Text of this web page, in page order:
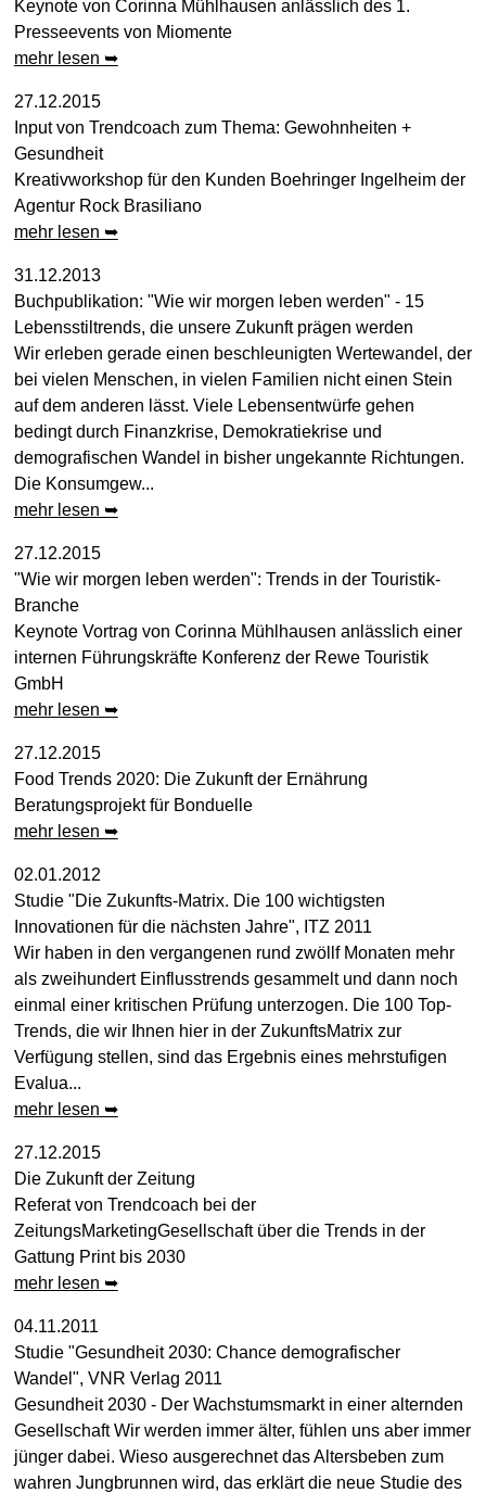
Keynote von Corinna Mühlhausen anlässlich des 1.
Presseevents von Miomente
mehr lesen ➥
27.12.2015
Input von Trendcoach zum Thema: Gewohnheiten +
Gesundheit
Kreativworkshop für den Kunden Boehringer Ingelheim der
Agentur Rock Brasiliano
mehr lesen ➥
31.12.2013
Buchpublikation: "Wie wir morgen leben werden" - 15
Lebensstiltrends, die unsere Zukunft prägen werden
Wir erleben gerade einen beschleunigten Wertewandel, der
bei vielen Menschen, in vielen Familien nicht einen Stein
auf dem anderen lässt. Viele Lebensentwürfe gehen
bedingt durch Finanzkrise, Demokratiekrise und
demografischen Wandel in bisher ungekannte Richtungen.
Die Konsumgew...
mehr lesen ➥
27.12.2015
"Wie wir morgen leben werden": Trends in der Touristik-
Branche
Keynote Vortrag von Corinna Mühlhausen anlässlich einer
internen Führungskräfte Konferenz der Rewe Touristik
GmbH
mehr lesen ➥
27.12.2015
Food Trends 2020: Die Zukunft der Ernährung
Beratungsprojekt für Bonduelle
mehr lesen ➥
02.01.2012
Studie "Die Zukunfts-Matrix. Die 100 wichtigsten
Innovationen für die nächsten Jahre", ITZ 2011
Wir haben in den vergangenen rund zwöllf Monaten mehr
als zweihundert Einflusstrends gesammelt und dann noch
einmal einer kritischen Prüfung unterzogen. Die 100 Top-
Trends, die wir Ihnen hier in der ZukunftsMatrix zur
Verfügung stellen, sind das Ergebnis eines mehrstufigen
Evalua...
mehr lesen ➥
27.12.2015
Die Zukunft der Zeitung
Referat von Trendcoach bei der
ZeitungsMarketingGesellschaft über die Trends in der
Gattung Print bis 2030
mehr lesen ➥
04.11.2011
Studie "Gesundheit 2030: Chance demografischer
Wandel", VNR Verlag 2011
Gesundheit 2030 - Der Wachstumsmarkt in einer alternden
Gesellschaft Wir werden immer älter, fühlen uns aber immer
jünger dabei. Wieso ausgerechnet das Altersbeben zum
wahren Jungbrunnen wird, das erklärt die neue Studie des